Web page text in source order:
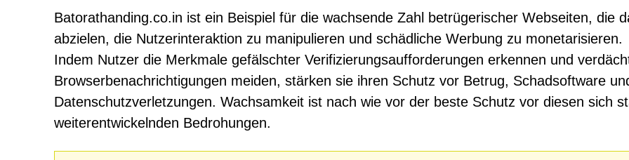
Batorathanding.co.in ist ein Beispiel für die wachsende Zahl betrügerischer Webseiten, die
abzielen, die Nutzerinteraktion zu manipulieren und schädliche Werbung zu monetarisieren.
Indem Nutzer die Merkmale gefälschter Verifizierungsaufforderungen erkennen und
Browserbenachrichtigungen meiden, stärken sie ihren Schutz vor Betrug, Schadsoftware
Datenschutzverletzungen. Wachsamkeit ist nach wie vor der beste Schutz vor diesen sich
weiterentwickelnden Bedrohungen.